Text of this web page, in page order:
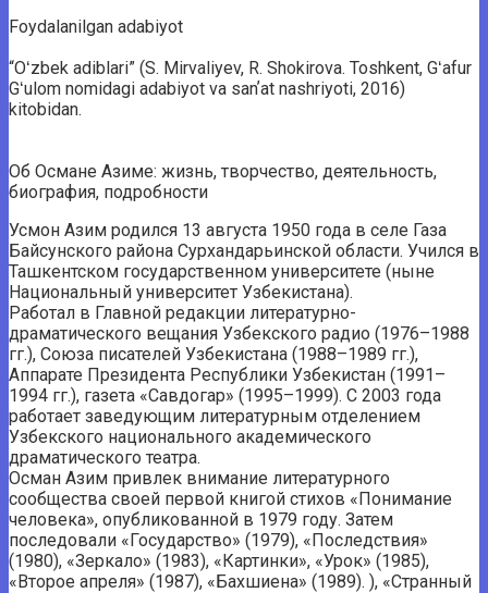
Foydalanilgan adabiyot
“Oʻzbek adiblari” (S. Mirvaliyev, R. Shokirova. Toshkent, Gʻafur
Gʻulom nomidagi adabiyot va sanʼat nashriyoti, 2016)
kitobidan.
Об Османе Азиме: жизнь, творчество, деятельность,
биография, подробности
Усмон Азим родился 13 августа 1950 года в селе Газа
Байсунского района Сурхандарьинской области. Учился в
Ташкентском государственном университете (ныне
Национальный университет Узбекистана).
Работал в Главной редакции литературно-
драматического вещания Узбекского радио (1976–1988
гг.), Союза писателей Узбекистана (1988–1989 гг.),
Аппарате Президента Республики Узбекистан (1991–
1994 гг.), газета «Савдогар» (1995–1999). С 2003 года
работает заведующим литературным отделением
Узбекского национального академического
драматического театра.
Осман Азим привлек внимание литературного
сообщества своей первой книгой стихов «Понимание
человека», опубликованной в 1979 году. Затем
последовали «Государство» (1979), «Последствия»
(1980), «Зеркало» (1983), «Картинки», «Урок» (1985),
«Второе апреля» (1987), «Бахшиена» (1989). ), «Странный